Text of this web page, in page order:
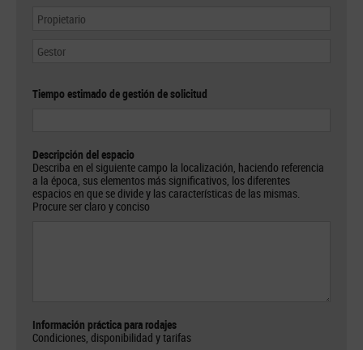
Tiempo estimado de gestión de solicitud
Descripción del espacio
Describa en el siguiente campo la localización, haciendo referencia
a la época, sus elementos más significativos, los diferentes
espacios en que se divide y las características de las mismas.
Procure ser claro y conciso
Información práctica para rodajes
Condiciones, disponibilidad y tarifas